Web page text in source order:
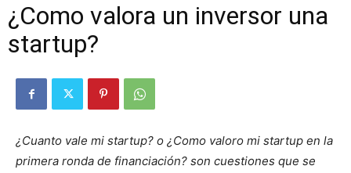
¿Como valora un inversor una
startup?
¿Cuanto vale mi startup? o ¿Como valoro mi startup en la
primera ronda de financiación? son cuestiones que se